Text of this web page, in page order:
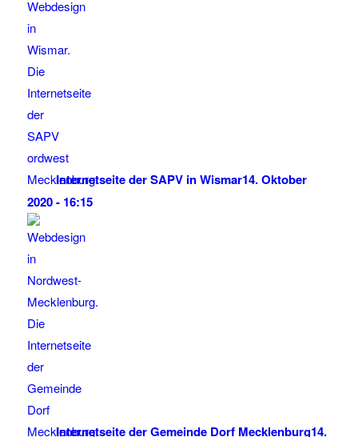
Internetseite der SAPV in Wismar14. Oktober
2020 - 16:15
Internetseite der Gemeinde Dorf Mecklenburg14.